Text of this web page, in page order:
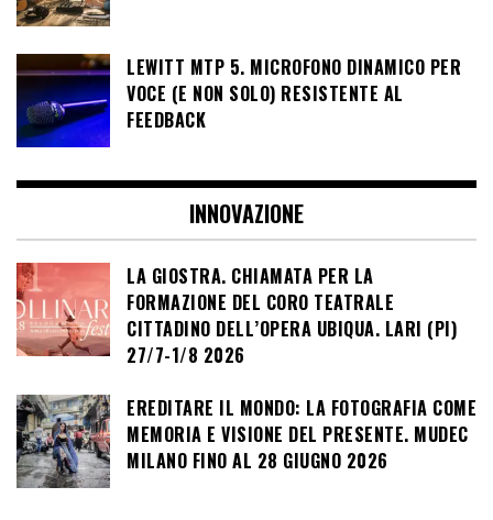
LEWITT MTP 5. MICROFONO DINAMICO PER
VOCE (E NON SOLO) RESISTENTE AL
FEEDBACK
INNOVAZIONE
LA GIOSTRA. CHIAMATA PER LA
FORMAZIONE DEL CORO TEATRALE
CITTADINO DELL’OPERA UBIQUA. LARI (PI)
27/7-1/8 2026
EREDITARE IL MONDO: LA FOTOGRAFIA COME
MEMORIA E VISIONE DEL PRESENTE. MUDEC
MILANO FINO AL 28 GIUGNO 2026